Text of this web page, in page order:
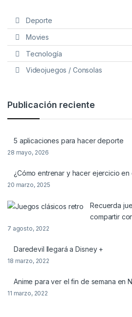
Deporte
Movies
Tecnología
Videojuegos / Consolas
Publicación reciente
5 aplicaciones para hacer deporte
28 mayo, 2026
¿Cómo entrenar y hacer ejercicio en
20 marzo, 2025
Recuerda
compartir
7 agosto, 2022
Daredevil llegará a Disney +
18 marzo, 2022
Anime para ver el fin de semana en
11 marzo, 2022